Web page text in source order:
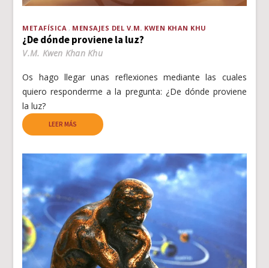
METAFÍSICA MENSAJES DEL V.M. KWEN KHAN KHU
¿De dónde proviene la luz?
V.M. Kwen Khan Khu
Os hago llegar unas reflexiones mediante las cuales
quiero responderme a la pregunta: ¿De dónde proviene
la luz?
LEER MÁS